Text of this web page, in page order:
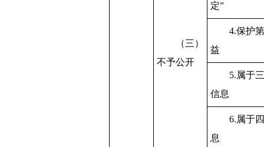
（三）
不予公开
定”
4.保护
益
5.属于
信息
6.属于
息